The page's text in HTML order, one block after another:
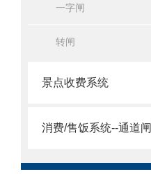
一字闸
转闸
景点收费系统
消费/售饭系统--通道闸